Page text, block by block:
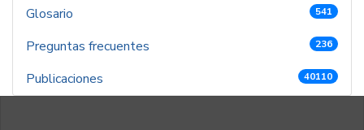
Glosario 541
Preguntas frecuentes 236
Publicaciones 40110